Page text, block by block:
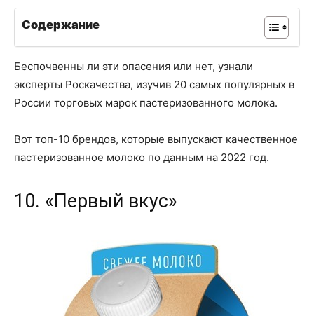
Содержание
Беспочвенны ли эти опасения или нет, узнали
эксперты Роскачества, изучив 20 самых популярных в
России торговых марок пастеризованного молока.
Вот топ-10 брендов, которые выпускают качественное
пастеризованное молоко по данным на 2022 год.
10. «Первый вкус»